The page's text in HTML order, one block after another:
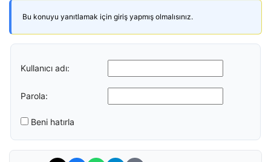
Bu konuyu yanıtlamak için giriş yapmış olmalısınız.
Kullanıcı adı:
Parola:
Beni hatırla